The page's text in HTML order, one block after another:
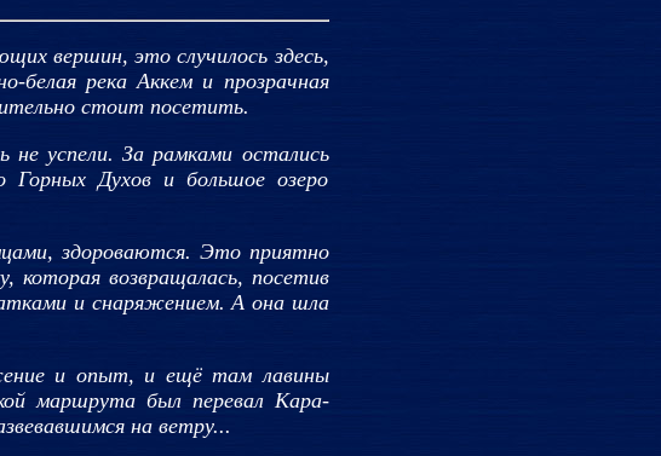
вершин, это случилось здесь,
белая река Аккем и прозрачная
стоит посетить.
не успели. За рамками остались
Горных Духов и большое озеро
здороваются. Это приятно
возвращалась, посетив
и снаряжением. А она шла
и опыт, и ещё там лавины
маршрута был перевал Кара-
на ветру...